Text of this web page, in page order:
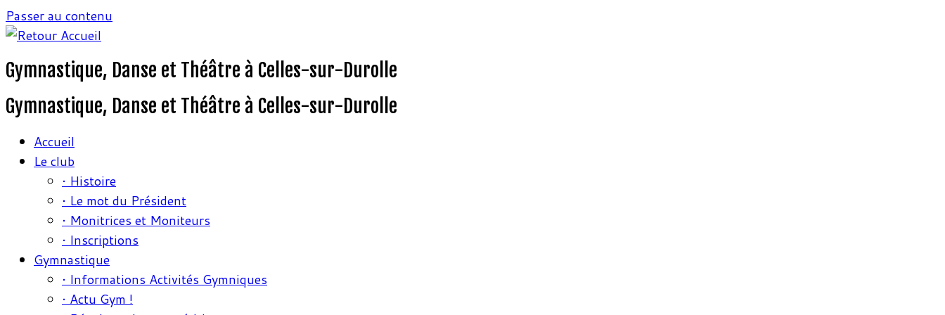
Passer au contenu
Gymnastique, Danse et Théâtre à Celles-sur-Durolle
Gymnastique, Danse et Théâtre à Celles-sur-Durolle
Accueil
Le club
• Histoire
• Le mot du Président
• Monitrices et Moniteurs
• Inscriptions
Gymnastique
• Informations Activités Gymniques
• Actu Gym !